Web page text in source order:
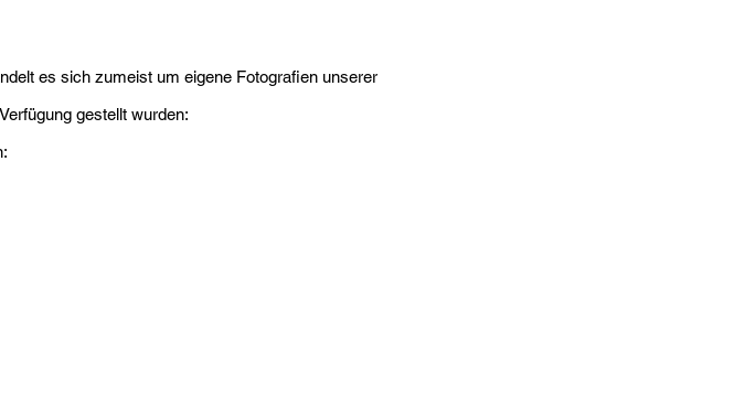
es sich zumeist um eigene Fotografien unserer
gestellt wurden: